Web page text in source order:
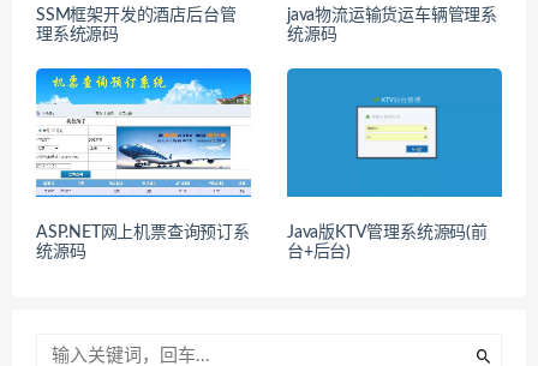
SSM框架开发的酒店后台管
理系统源码
java物流运输货运车辆管理系
统源码
ASP.NET网上机票查询预订系
统源码
Java版KTV管理系统源码(前
台+后台)